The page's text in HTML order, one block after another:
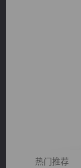
热门推荐